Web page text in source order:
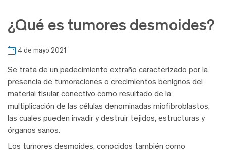
¿Qué es tumores desmoides?
4 de mayo 2021
Se trata de un padecimiento extraño caracterizado por la
presencia de tumoraciones o crecimientos benignos del
material tisular conectivo como resultado de la
multiplicación de las células denominadas miofibroblastos,
las cuales pueden invadir y destruir tejidos, estructuras y
órganos sanos.
Los tumores desmoides, conocidos también como